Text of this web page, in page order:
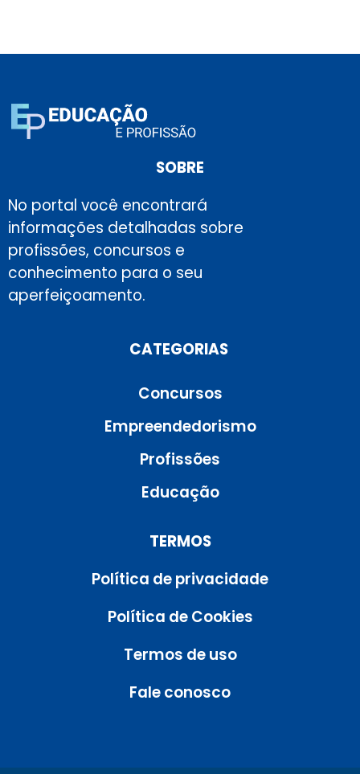
SOBRE
No portal você encontrará
informações detalhadas sobre
profissões, concursos e
conhecimento para o seu
aperfeiçoamento.
CATEGORIAS
Concursos
Empreendedorismo
Profissões
Educação
TERMOS
Política de privacidade
Política de Cookies
Termos de uso
Fale conosco